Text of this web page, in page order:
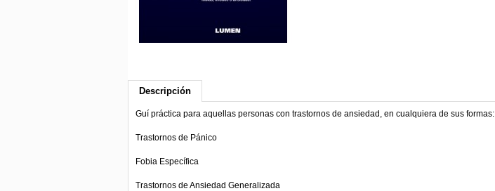
Descripción
Guí práctica para aquellas personas con trastornos de ansiedad, en cualquiera de sus formas:
Trastornos de Pánico
Fobia Específica
Trastornos de Ansiedad Generalizada